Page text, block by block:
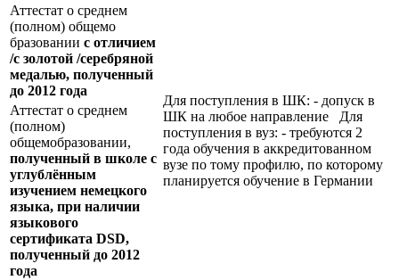
Аттестат о среднем
(полном) общемо
бразовании с отличием
/с золотой /серебряной
медалью, полученный
до 2012 года
Для поступления в ШК: - допуск в
ШК на любое направление Для
поступления в вуз: - требуются 2
года обучения в аккредитованном
вузе по тому профилю, по которому
планируется обучение в Германии
Аттестат о среднем
(полном)
общемобразовании,
полученный в школе с
углублённым
изучением немецкого
языка, при наличии
языкового
сертификата DSD,
полученный до 2012
года